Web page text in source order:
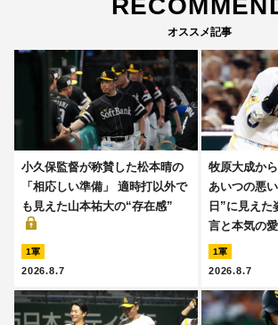
オススメ記事
小久保監督が称賛した松本晴の
「相応しい準備」 適時打以外で
も見えた山本祐大の“存在感”
1軍
2026.8.7
牧原大成か
あいつの悪
日”に見え
言と本気の
1軍
2026.8.7